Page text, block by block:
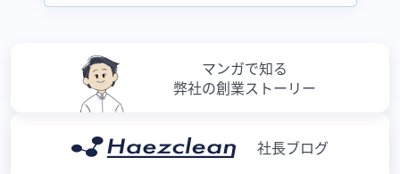
社長ブログ
マンガで知る
弊社の創業ストーリー